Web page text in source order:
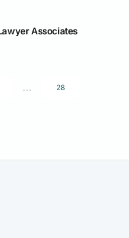
Associates
... 28